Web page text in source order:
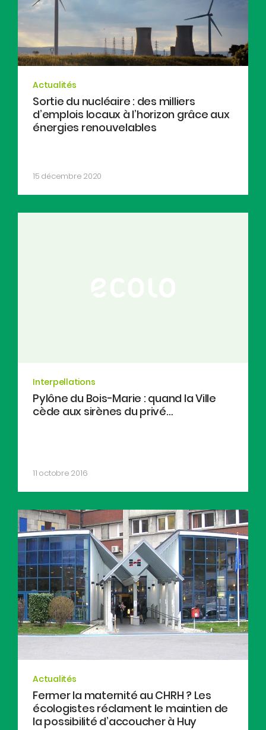
Actualités
Sortie du nucléaire : des milliers
d’emplois locaux à l’horizon grâce aux
énergies renouvelables
15 décembre 2020
Interpellations
Pylône du Bois-Marie : quand la Ville
cède aux sirènes du privé…
11 octobre 2016
Actualités
Fermer la maternité au CHRH ? Les
écologistes réclament le maintien de
la possibilité d’accoucher à Huy